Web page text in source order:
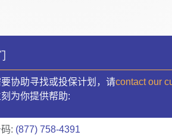
协助寻找或投保计划，请contact our
为你提供帮助:
: (877) 758-4391